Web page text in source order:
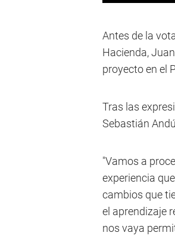
Antes de la
Hacienda,
proyecto en el
Tras las
Sebastián
"Vamos a
experiencia
cambios que
el aprendizaje
nos vaya